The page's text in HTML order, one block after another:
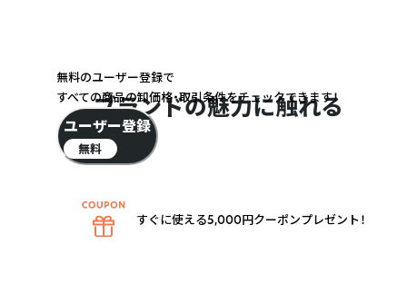
ブランドの魅力に触れる
無料のユーザー登録で
すべての商品の卸価格・取引条件をチェックできます！
ユーザー登録
無料
すぐに使える5,000円クーポンプレゼント！